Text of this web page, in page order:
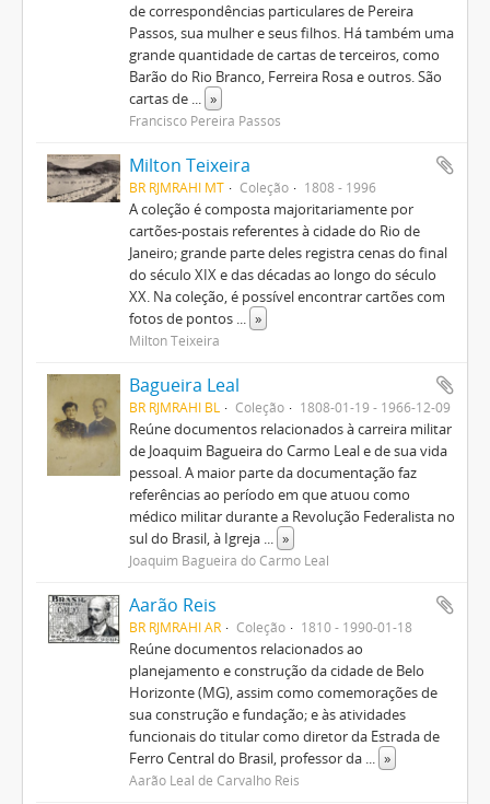
de correspondências particulares de Pereira
Passos, sua mulher e seus filhos. Há também uma
grande quantidade de cartas de terceiros, como
Barão do Rio Branco, Ferreira Rosa e outros. São
cartas de ... »
Francisco Pereira Passos
Milton Teixeira
BR RJMRAHI MT Coleção 1808 - 1996
A coleção é composta majoritariamente por
cartões-postais referentes à cidade do Rio de
Janeiro; grande parte deles registra cenas do final
do século XIX e das décadas ao longo do século
XX. Na coleção, é possível encontrar cartões com
fotos de pontos ... »
Milton Teixeira
Bagueira Leal
BR RJMRAHI BL Coleção 1808-01-19 - 1966-12-09
Reúne documentos relacionados à carreira militar
de Joaquim Bagueira do Carmo Leal e de sua vida
pessoal. A maior parte da documentação faz
referências ao período em que atuou como
médico militar durante a Revolução Federalista no
sul do Brasil, à Igreja ... »
Joaquim Bagueira do Carmo Leal
Aarão Reis
BR RJMRAHI AR Coleção 1810 - 1990-01-18
Reúne documentos relacionados ao
planejamento e construção da cidade de Belo
Horizonte (MG), assim como comemorações de
sua construção e fundação; e às atividades
funcionais do titular como diretor da Estrada de
Ferro Central do Brasil, professor da ... »
Aarão Leal de Carvalho Reis